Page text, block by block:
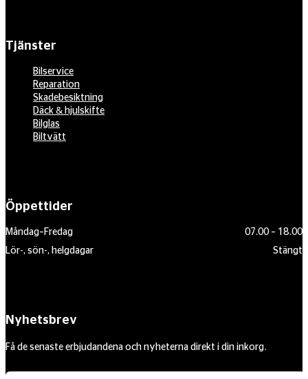
Tjänster
Bilservice
Reparation
Skadebesiktning
Däck & hjulskifte
Bilglas
Biltvätt
Öppettider
Måndag–Fredag
07.00 – 18.00
Lör-, sön-, helgdagar
Stängt
Nyhetsbrev
Få de senaste erbjudandena och nyheterna direkt i din inkorg.